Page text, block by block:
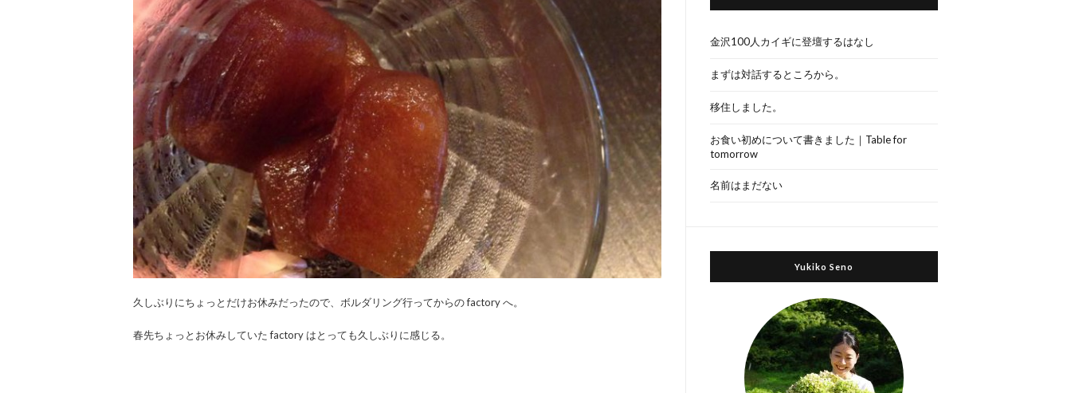
久しぶりにちょっとだけお休みだったので、ボルダリング行ってからの factory へ。
春先ちょっとお休みしていた factory はとっても久しぶりに感じる。
金沢100人カイギに登壇するはなし
まずは対話するところから。
移住しました。
お食い初めについて書きました｜Table for
tomorrow
名前はまだない
Yukiko Seno